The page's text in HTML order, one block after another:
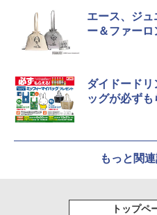
エース、ジ
ー＆ファー
ダイドード
ッグが必ず
もっと関
トップペ